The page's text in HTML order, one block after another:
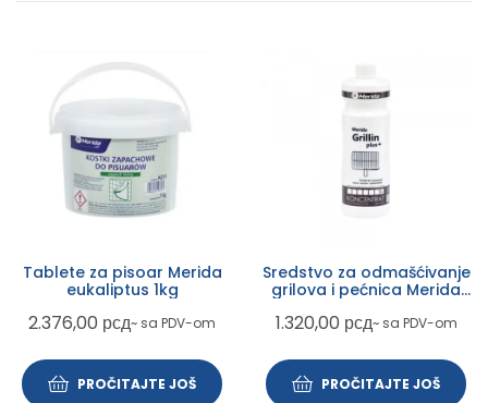
Tablete za pisoar Merida
eukaliptus 1kg
2.376,00 рсд~ sa PDV-om
PROČITAJTE JOŠ
Sredstvo za odmašćivanje
grilova i pećnica Merida
1.320,00 рсд~ sa PDV-om
PROČITAJTE JOŠ